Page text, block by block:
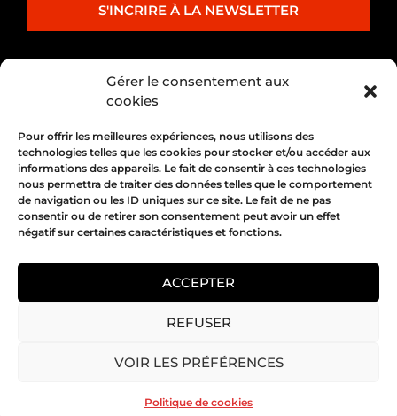
Gérer le consentement aux
cookies
Pour offrir les meilleures expériences, nous utilisons des
technologies telles que les cookies pour stocker et/ou accéder aux
informations des appareils. Le fait de consentir à ces technologies
nous permettra de traiter des données telles que le comportement
de navigation ou les ID uniques sur ce site. Le fait de ne pas
consentir ou de retirer son consentement peut avoir un effet
négatif sur certaines caractéristiques et fonctions.
ACCEPTER
REFUSER
VOIR LES PRÉFÉRENCES
Politique de cookies
S'INCRIRE À LA NEWSLETTER
PARTENARIAT